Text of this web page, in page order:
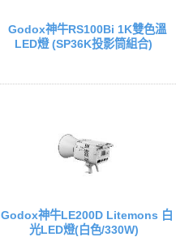
Godox神牛RS100Bi 1K雙色溫
LED燈 (SP36K投影筒組合)
Godox神牛LE200D Litemons 白
光LED燈(白色/330W)